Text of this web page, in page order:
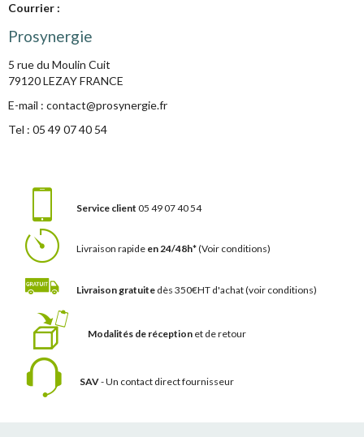
Courrier :
Prosynergie
5 rue du Moulin Cuit
79120 LEZAY FRANCE
E-mail : contact@prosynergie.fr
Tel : 05 49 07 40 54
Service client 05 49 07 40 54
Livraison rapide en 24/48h*(Voir conditions)
Livraison gratuite dès 350€HT d'achat(voir conditions)
Modalités de réception et de retour
SAV- Un contact direct fournisseur